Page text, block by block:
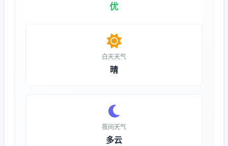
优
白天天气
晴
夜间天气
多云